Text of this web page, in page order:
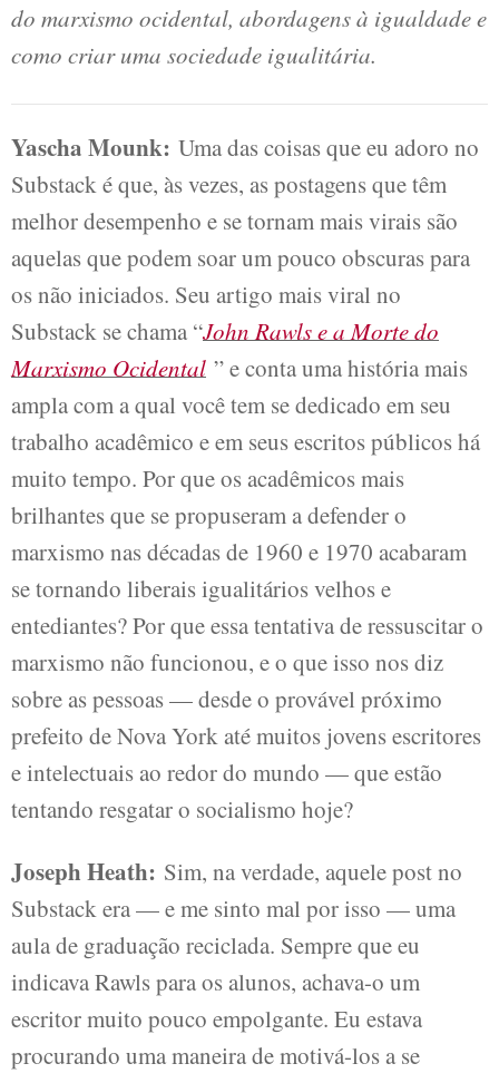
do marxismo ocidental, abordagens à igualdade e
como criar uma sociedade igualitária.
Yascha Mounk: Uma das coisas que eu adoro no
Substack é que, às vezes, as postagens que têm
melhor desempenho e se tornam mais virais são
aquelas que podem soar um pouco obscuras para
os não iniciados. Seu artigo mais viral no
Substack se chama “John Rawls e a Morte do
Marxismo Ocidental ” e conta uma história mais
ampla com a qual você tem se dedicado em seu
trabalho acadêmico e em seus escritos públicos há
muito tempo. Por que os acadêmicos mais
brilhantes que se propuseram a defender o
marxismo nas décadas de 1960 e 1970 acabaram
se tornando liberais igualitários velhos e
entediantes? Por que essa tentativa de ressuscitar o
marxismo não funcionou, e o que isso nos diz
sobre as pessoas — desde o provável próximo
prefeito de Nova York até muitos jovens escritores
e intelectuais ao redor do mundo — que estão
tentando resgatar o socialismo hoje?
Joseph Heath: Sim, na verdade, aquele post no
Substack era — e me sinto mal por isso — uma
aula de graduação reciclada. Sempre que eu
indicava Rawls para os alunos, achava-o um
escritor muito pouco empolgante. Eu estava
procurando uma maneira de motivá-los a se